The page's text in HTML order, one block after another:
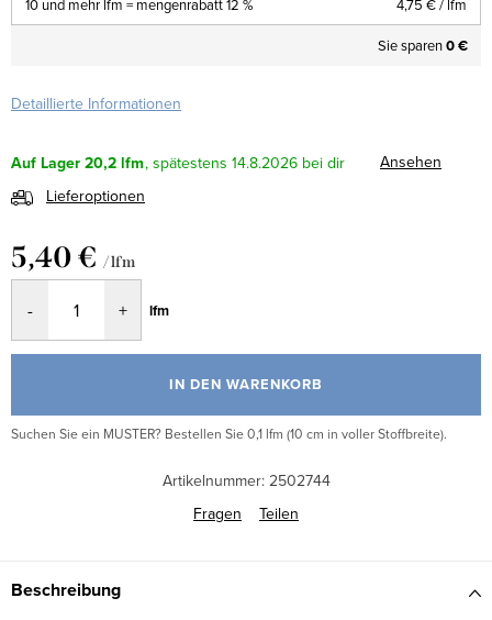
10 und mehr lfm = mengenrabatt 12 % 4,75 €/ lfm
Sie sparen0 €
Detaillierte Informationen
Auf Lager 20,2 lfm 14.8.2026
Ansehen
Lieferoptionen
5,40 € / lfm
lfm
IN DEN WARENKORB
Suchen Sie ein MUSTER? Bestellen Sie 0,1 lfm (10 cm in voller Stoffbreite).
Artikelnummer: 2502744
Fragen
Teilen
Beschreibung